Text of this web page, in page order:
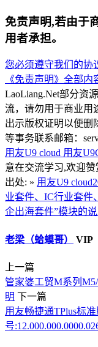
免责声明,若由于
用者承担。
您必须遵守我们的协
《免责声明》全部内
LaoLiang.Net部分资
流，请勿用于商业用
出示版权证明以便删
等事务联系邮箱：
用友U9 cloud 用友
意在交流学习,欢迎
出处: » 用友U9
业套件、IC行业套件
企出海套件”模块的
老梁（蛤蟆哥） VIP
上一篇
管家婆工贸M系列
明 下一篇
用友畅捷通TPlus标
号